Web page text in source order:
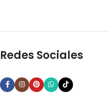
Redes Sociales